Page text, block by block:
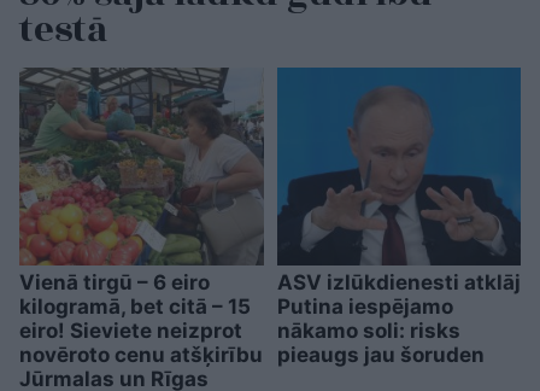
testā
Vienā tirgū – 6 eiro
kilogramā, bet citā – 15
eiro! Sieviete neizprot
novēroto cenu atšķirību
Jūrmalas un Rīgas
ASV izlūkdienesti atklāj
Putina iespējamo
nākamo soli: risks
pieaugs jau šoruden